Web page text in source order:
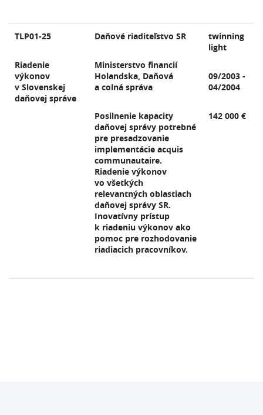
TLP01-25
Riadenie
výkonov
v Slovenskej
daňovej správe
Daňové riaditeľstvo SR
Ministerstvo financií
Holandska, Daňová
a colná správa
Posilnenie kapacity
daňovej správy potrebné
pre presadzovanie
implementácie acquis
communautaire.
Riadenie výkonov
vo všetkých
relevantných oblastiach
daňovej správy SR.
Inovatívny prístup
k riadeniu výkonov ako
pomoc pre rozhodovanie
riadiacich pracovníkov.
twinning
light
09/2003 -
04/2004
142 000 €